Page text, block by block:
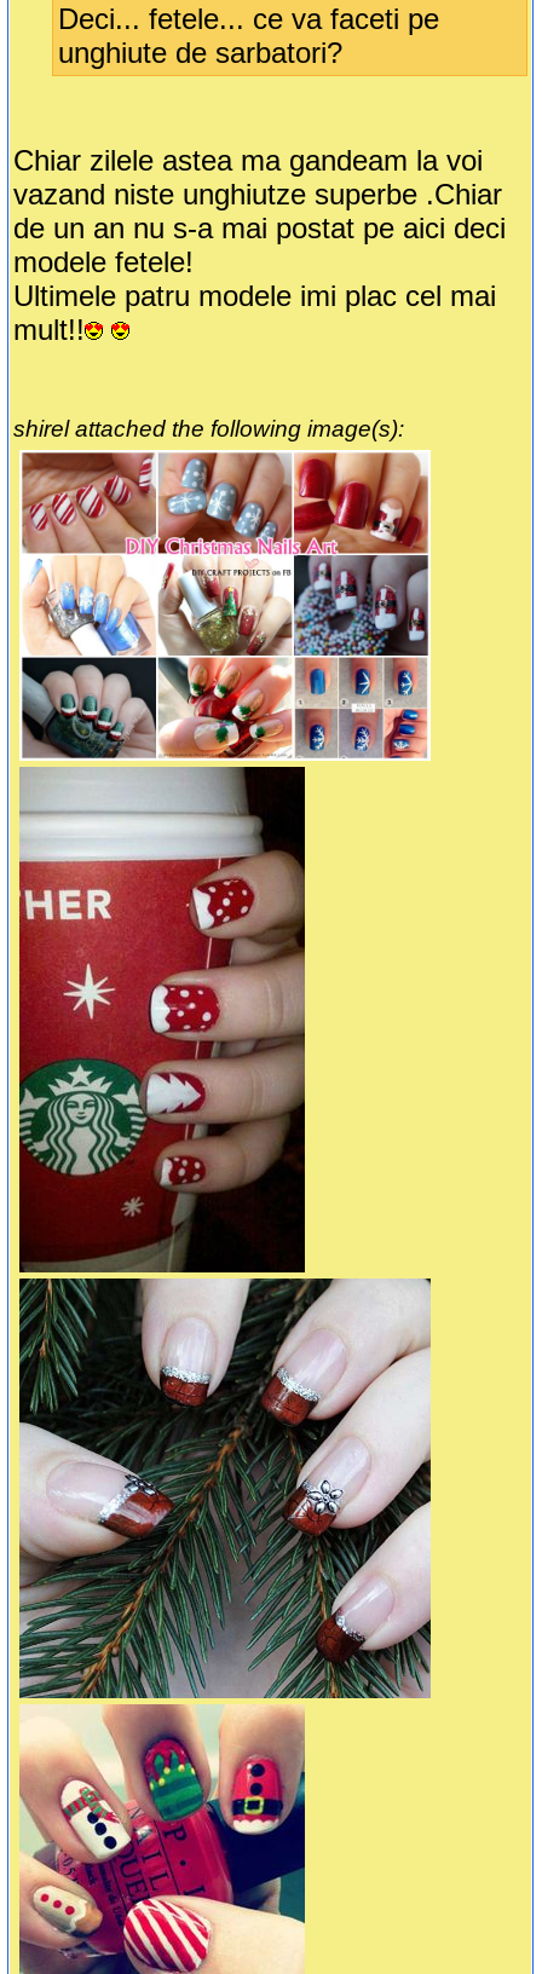
Deci... fetele... ce va faceti pe
unghiute de sarbatori?
Chiar zilele astea ma gandeam la voi
vazand niste unghiutze superbe .Chiar
de un an nu s-a mai postat pe aici deci
modele fetele!
Ultimele patru modele imi plac cel mai
mult!!
shirel attached the following image(s):